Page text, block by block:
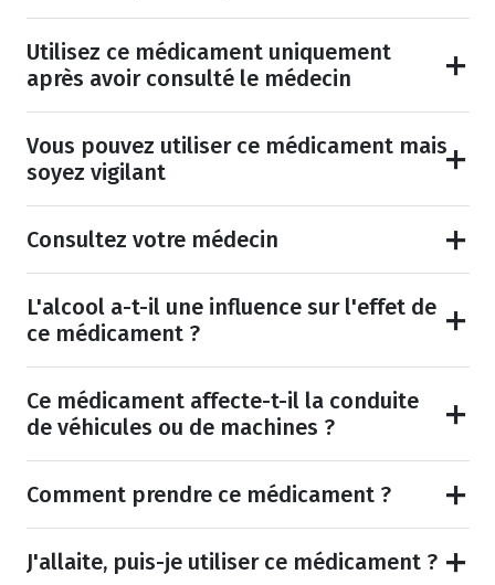
Utilisez ce médicament uniquement
après avoir consulté le médecin
Vous pouvez utiliser ce médicament mais
soyez vigilant
Consultez votre médecin
L'alcool a-t-il une influence sur l'effet de
ce médicament ?
Ce médicament affecte-t-il la conduite
de véhicules ou de machines ?
Comment prendre ce médicament ?
J'allaite, puis-je utiliser ce médicament ?